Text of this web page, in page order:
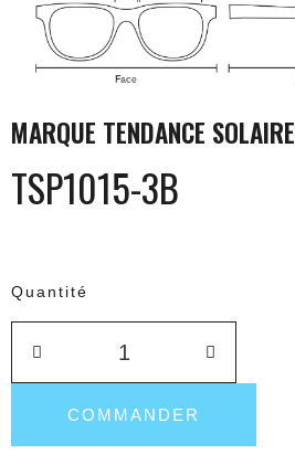
MARQUE TENDANCE SOLAIRE
TSP1015-3B
Quantité
COMMANDER